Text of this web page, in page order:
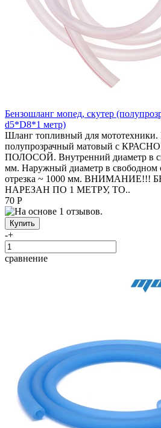
Бензошланг мопед, скутер
d5*D8*1 метр)
Шланг топливный для
полупрозрачный матовый c
ПОЛОСОЙ. Внутренний диаметр в
мм. Наружный диаметр в свободном
отрезка ~ 1000 мм.
НАРЕЗАН ПО 1 МЕТРУ, ТО..
70 Р
-+
сравнение